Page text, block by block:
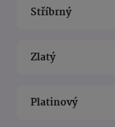
Stříbrný
Zlatý
Platinový